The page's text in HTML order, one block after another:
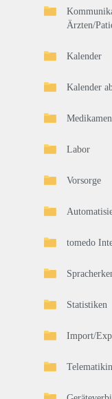
Ärzten/
Kalender
Kalender
Labor
Vorsorge
tomedo
Statistiken
Import/